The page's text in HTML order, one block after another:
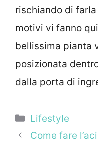
rischiando di
motivi vi fanno
bellissima pianta
posizionata
dalla porta di
Categorie
Lifestyle
Come fare